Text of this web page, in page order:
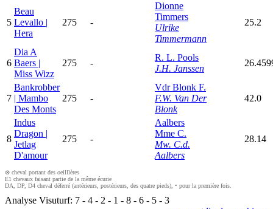
5
Beau
Levallo |
Hera
275 -
Dionne
Timmers
Ulrike
Timmermann
25.2
6
Dia A
Baers |
Miss Wizz
275 -
R. L. Pools
J.H. Janssen
7
Bankrobber
| Mambo
Des Monts
275 -
Vdr Blonk F.
F.W. Van Der
Blonk
42.0
8
Indus
Dragon |
Jetlag
D'amour
275 -
Aalbers
Mme C.
Mw. C.d.
Aalbers
28.14
⊗ cheval portant des oeilllères
E1 chevaux faisant partie de la même écurie
DA, DP, D4 cheval déferré (antérieurs, postérieurs, des quatre pieds), • pour la première fois.
Analyse Visuturf: 7 - 4 - 2 - 1 - 8 - 6 - 5 - 3